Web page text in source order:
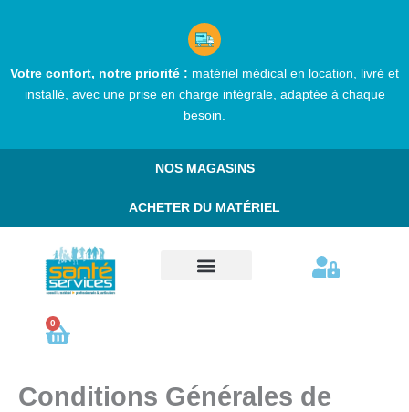
Votre confort, notre priorité : matériel médical en location, livré et
installé, avec une prise en charge intégrale, adaptée à chaque
besoin.
NOS MAGASINS
ACHETER DU MATÉRIEL
0
Cart
Conditions Générales de